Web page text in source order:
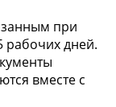
при
рабочих дней.
вместе с